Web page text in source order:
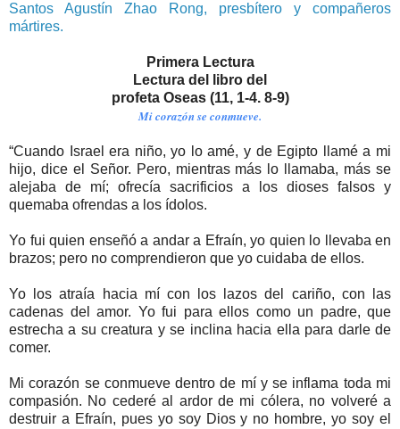
Santos Agustín Zhao Rong, presbítero y compañeros
mártires.
Primera Lectura
Lectura del libro del
profeta Oseas (11, 1-4. 8-9)
Mi corazón se conmueve.
“Cuando Israel era niño, yo lo amé, y de Egipto llamé a mi
hijo, dice el Señor. Pero, mientras más lo llamaba, más se
alejaba de mí; ofrecía sacrificios a los dioses falsos y
quemaba ofrendas a los ídolos.
Yo fui quien enseñó a andar a Efraín, yo quien lo llevaba en
brazos; pero no comprendieron que yo cuidaba de ellos.
Yo los atraía hacia mí con los lazos del cariño, con las
cadenas del amor. Yo fui para ellos como un padre, que
estrecha a su creatura y se inclina hacia ella para darle de
comer.
Mi corazón se conmueve dentro de mí y se inflama toda mi
compasión. No cederé al ardor de mi cólera, no volveré a
destruir a Efraín, pues yo soy Dios y no hombre, yo soy el